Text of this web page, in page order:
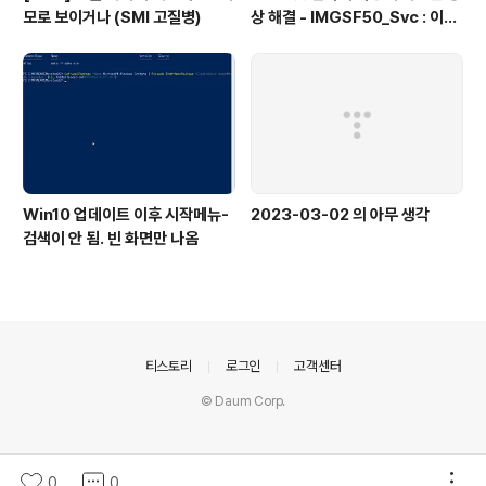
모로 보이거나 (SMI 고질병)
상 해결 - IMGSF50_Svc : 이미
Win10 업데이트 이후 시작메뉴-
검색이 안 됨. 빈 화면만 나옴
2023-03-02 의 아무 생각
티스토리 로그인 고객센터
© Daum Corp.